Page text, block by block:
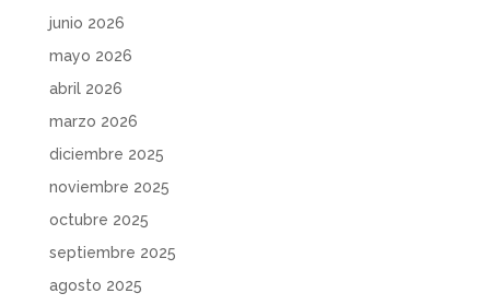
junio 2026
mayo 2026
abril 2026
marzo 2026
diciembre 2025
noviembre 2025
octubre 2025
septiembre 2025
agosto 2025